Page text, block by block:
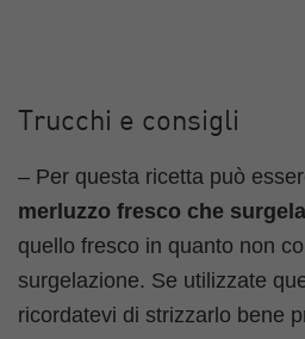
Trucchi e consigli
– Per questa ricetta può
merluzzo fresco che
quello fresco in quanto non
surgelazione. Se utilizzate
ricordatevi di strizzarlo bene